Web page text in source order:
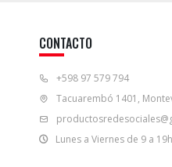
CONTACTO
+598 97 579 794
Tacuarembó 1401,
Lunes a Viernes de 9 a